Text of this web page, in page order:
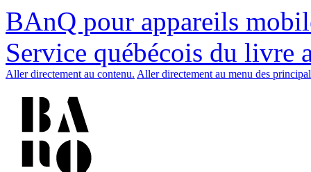
BAnQ pour appareils
Service québécois du livre
Aller directement au contenu. Aller directement au menu des